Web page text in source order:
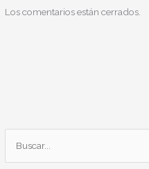
Los comentarios están cerrados.